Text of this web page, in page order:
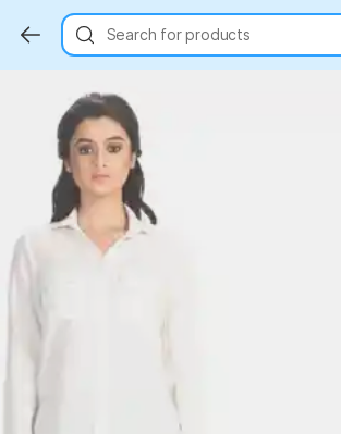
Search for products